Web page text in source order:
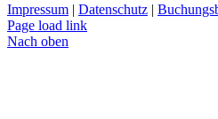
Impressum | Datenschutz |
Page load link
Nach oben